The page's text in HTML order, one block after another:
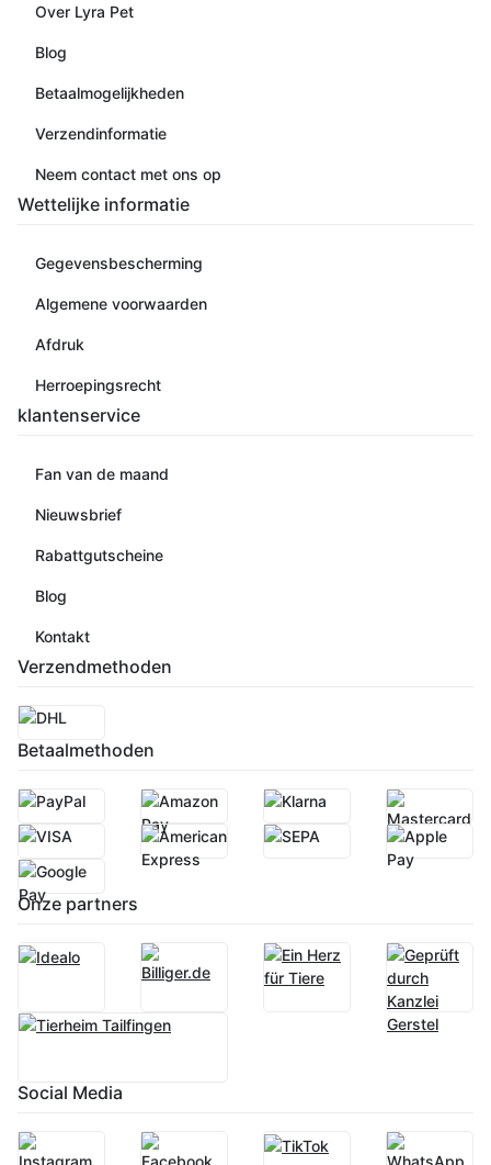
Over Lyra Pet
Blog
Betaalmogelijkheden
Verzendinformatie
Neem contact met ons op
Wettelijke informatie
Gegevensbescherming
Algemene voorwaarden
Afdruk
Herroepingsrecht
klantenservice
Fan van de maand
Nieuwsbrief
Rabattgutscheine
Blog
Kontakt
Verzendmethoden
Betaalmethoden
Onze partners
Social Media